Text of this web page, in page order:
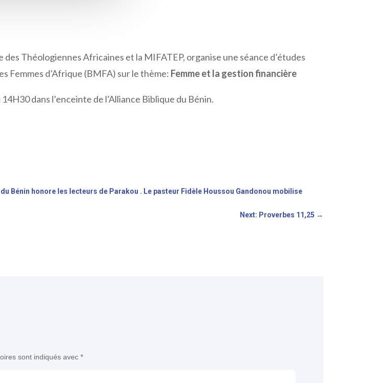
Théologiennes Africaines et la MIFATEP, organise une séance d’études
Femmes d’Afrique (BMFA) sur le thème: Femme et la gestion financière
dans l’enceinte de l’Alliance Biblique du Bénin.
du Bénin honore les lecteurs de Parakou . Le pasteur Fidèle Houssou Gandonou mobilise
Next: Proverbes 11,25 →
sont indiqués avec*